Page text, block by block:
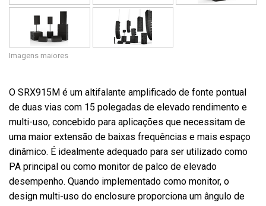
Imagens maiores
O SRX915M é um altifalante amplificado de fonte pontual
de duas vias com 15 polegadas de elevado rendimento e
multi-uso, concebido para aplicações que necessitam de
uma maior extensão de baixas frequências e mais espaço
dinâmico. É idealmente adequado para ser utilizado como
PA principal ou como monitor de palco de elevado
desempenho. Quando implementado como monitor, o
design multi-uso do enclosure proporciona um ângulo de